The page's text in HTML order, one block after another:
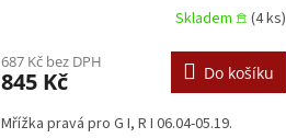
Skladem 𖠿 (4 ks)
687 Kč bez DPH
845 Kč Do košíku
Mřížka pravá pro G I, R I 06.04-05.19.